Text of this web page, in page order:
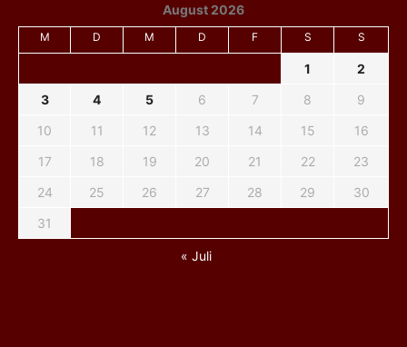
August 2026
M D M D F S S
1
2
3
4 5 6 7 8
9
10
11 12 13 14 15
16
17
18 19 20 21 22
23
24
25 26 27 28 29
30
31
« Juli